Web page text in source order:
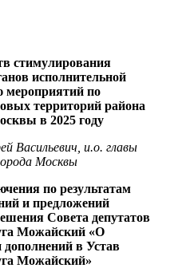
стимулирования
исполнительной
мероприятий по
территорий района
в 2025 году
Васильевич, и.о. главы
Москвы
по результатам
и предложений
Совета депутатов
Можайский «О
дополнений в Устав
Можайский»